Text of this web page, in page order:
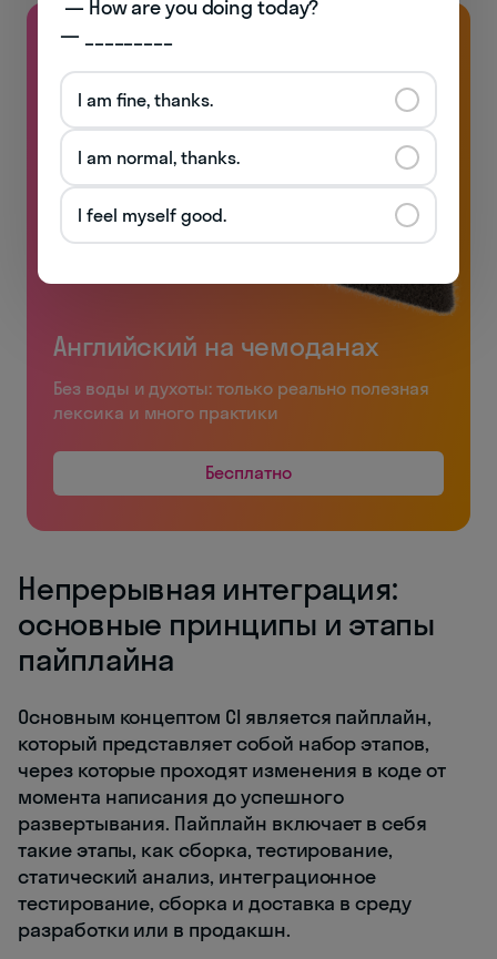
Английский на чемоданах
Без воды и духоты: только реально полезная
лексика и много практики
Бесплатно
Непрерывная интеграция:
основные принципы и этапы
пайплайна
Основным концептом CI является пайплайн,
который представляет собой набор этапов,
через которые проходят изменения в коде от
момента написания до успешного
развертывания. Пайплайн включает в себя
такие этапы, как сборка, тестирование,
статический анализ, интеграционное
тестирование, сборка и доставка в среду
разработки или в продакшн.
— _________
I am fine, thanks.
I am normal, thanks.
I feel myself good.